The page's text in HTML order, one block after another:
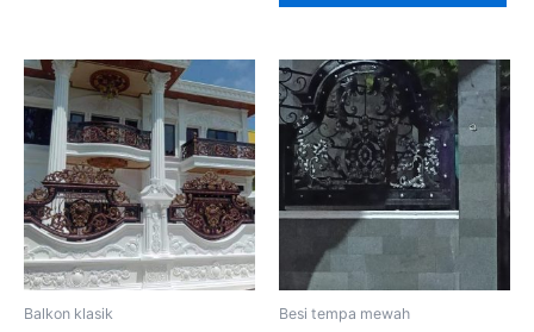
Balkon klasik Besi tempa mewah